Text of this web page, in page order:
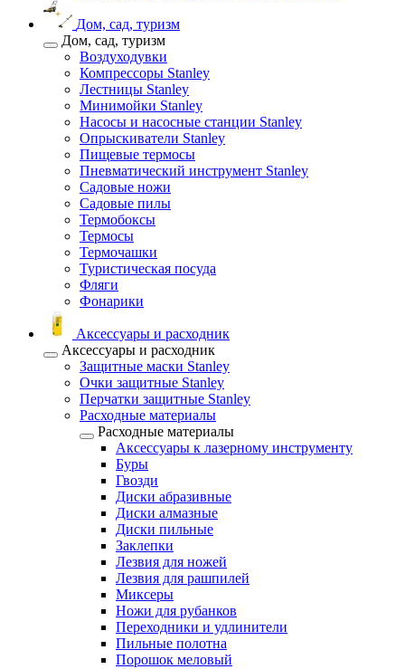
Дом, сад, туризм
Дом, сад, туризм
Воздуходувки
Компрессоры Stanley
Лестницы Stanley
Минимойки Stanley
Насосы и насосные станции Stanley
Опрыскиватели Stanley
Пищевые термосы
Пневматический инструмент Stanley
Садовые ножи
Садовые пилы
Термобоксы
Термосы
Термочашки
Туристическая посуда
Фляги
Фонарики
Аксессуары и расходник
Аксессуары и расходник
Защитные маски Stanley
Очки защитные Stanley
Перчатки защитные Stanley
Расходные материалы
Расходные материалы
Аксессуары к лазерному инструменту
Буры
Гвозди
Диски абразивные
Диски алмазные
Диски пильные
Заклепки
Лезвия для ножей
Лезвия для рашпилей
Миксеры
Ножи для рубанков
Переходники и удлинители
Пильные полотна
Порошок меловый